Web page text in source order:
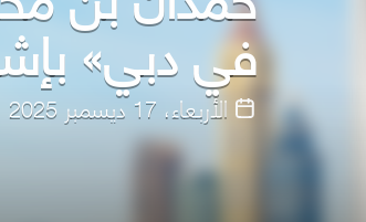
في دبي»
الأربعاء، 17 ديسمبر 2025 6:51 م